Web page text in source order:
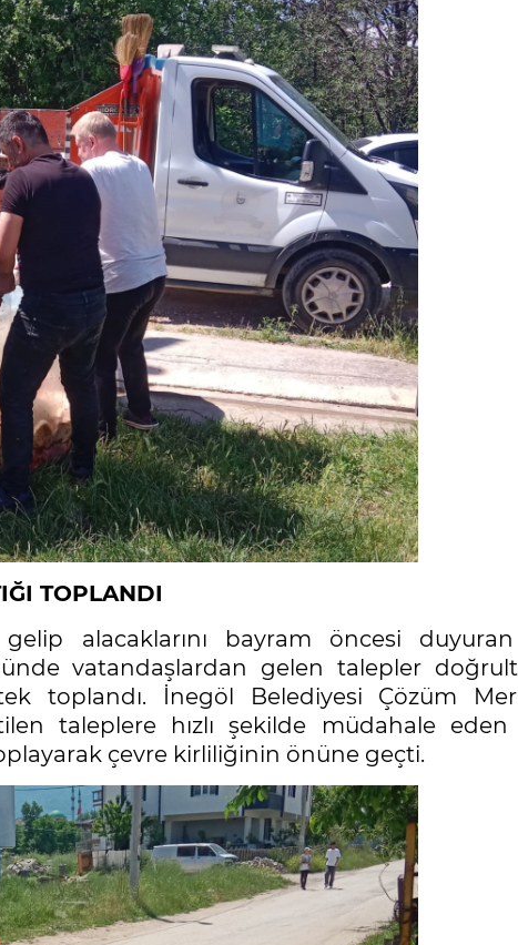
TOPLANDI
gelip alacaklarını bayram öncesi
vatandaşlardan gelen talepler
toplandı. İnegöl Belediyesi Çözüm
taleplere hızlı şekilde müdahale eden
çevre kirliliğinin önüne geçti.
Cihanşümul aptallık!
Abdullah ULUYURT
Gölgelerin anlamı!
İbrahim ÖGE